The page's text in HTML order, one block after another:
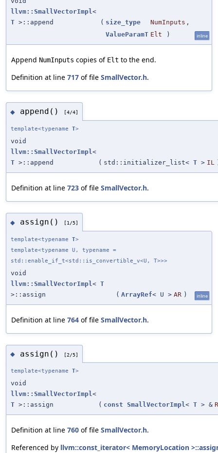
llvm::SmallVectorImpl<
T >::append ( size_type NumInputs ,
ValueParamT Elt ) inline
Append NumInputs copies of Elt to the end.
Definition at line 717 of file SmallVector.h.
◆ append() [4/4]
template<typename T>
void
llvm::SmallVectorImpl <
T >::append ( std::initializer_list< T > IL
Definition at line 723 of file SmallVector.h.
◆ assign() [1/5]
template<typename T>
template<typename U, typename =
std::enable_if_t<std::is_convertible_v<U, T>>>
void
llvm::SmallVectorImpl < T
>::assign
( ArrayRef< U > AR ) inline
Definition at line 764 of file SmallVector.h.
◆ assign() [2/5]
template<typename T>
void
llvm::SmallVectorImpl<
T >::assign ( const SmallVectorImpl< T > &
Definition at line 760 of file SmallVector.h.
Referenced by llvm::const_iterator< MemoryLocation